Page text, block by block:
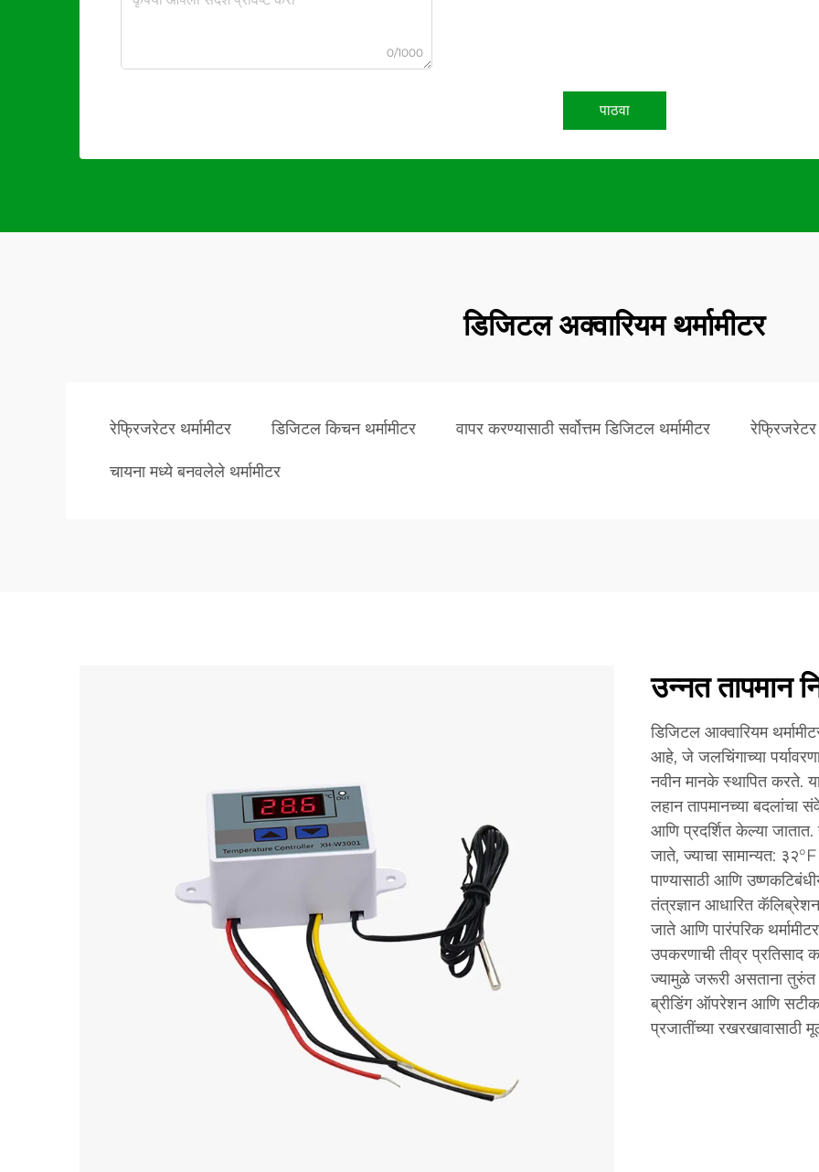
0/1000
पाठवा
डिजिटल अक्वारियम थर्मामीटर
रेफ्रिजरेटर थर्मामीटर डिजिटल किचन थर्मामीटर वापर करण्यासाठी सर्वोत्तम डिजिटल थर्मामीटर रेफ्रिजरेटर
चायना मध्ये बनवलेले थर्मामीटर
उन्नत तापमान
डिजिटल आक्वारियम
आहे, जे जलचिंगाच्या
नवीन मानके स्थापित करते.
लहान तापमानच्या
आणि प्रदर्शित केल्या जातात.
जाते, ज्याचा सामान्यत:
पाण्यासाठी आणि
तंत्रज्ञान आधारित
जाते आणि पारंपरिक
उपकरणाची तीव्र
ज्यामुळे जरूरी असताना तुरुंत
ब्रीडिंग ऑपरेशन आणि
प्रजातींच्या रखरखावासाठी